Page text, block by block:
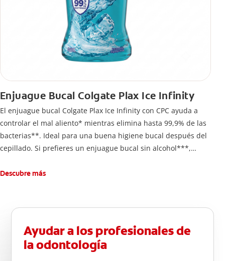
Enjuague Bucal Colgate Plax Ice Infinity
El enjuague bucal Colgate Plax Ice Infinity con CPC ayuda a
controlar el mal aliento* mientras elimina hasta 99,9% de las
bacterias**. Ideal para una buena higiene bucal después del
cepillado. Si prefieres un enjuague bucal sin alcohol***,
Descubre más
Ayudar a los profesionales de
la odontología